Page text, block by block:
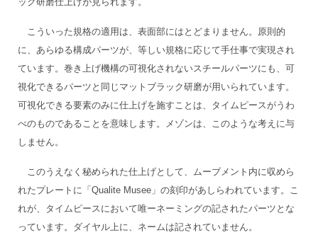
こういった規格の適用は、表面部にはとどまりません。原則的
に、あらゆる構成パーツが、等しい規格に応じて手仕事で実現され
ています。巻き上げ機構の可視化されないスチールパーツにも、可
視化できるパーツと同じマットブラック研磨が用いられています。
可視化できる要素のみに仕上げを施すことは、タイムピースがうわ
べのものであることを意味します。メゾンは、このような考えに与
しません。
このうえなく秘められた仕上げとして、ムーブメント内に収めら
れたプレートに「Qualite Musee」の刻印があしらわれています。こ
れが、タイムピースにおいて唯ーネーミングの記されたパーツとな
っています。ダイヤル上に、ネームは記されていません。